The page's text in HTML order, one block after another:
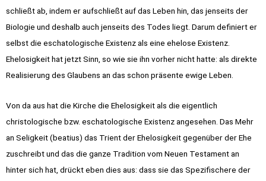
schließt ab, indem er aufschließt auf das Leben hin, das jenseits der
Biologie und deshalb auch jenseits des Todes liegt. Darum definiert er
selbst die eschatologische Existenz als eine ehelose Existenz.
Ehelosigkeit hat jetzt Sinn, so wie sie ihn vorher nicht hatte: als direkte
Realisierung des Glaubens an das schon präsente ewige Leben.
Von da aus hat die Kirche die Ehelosigkeit als die eigentlich
christologische bzw. eschatologische Existenz angesehen. Das Mehr
an Seligkeit (beatius) das Trient der Ehelosigkeit gegenüber der Ehe
zuschreibt und das die ganze Tradition vom Neuen Testament an
hinter sich hat, drückt eben dies aus: dass sie das Spezifischere der